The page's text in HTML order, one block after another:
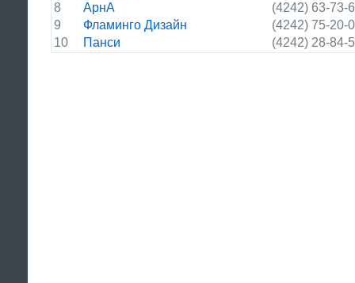
8
АрнА
(4242) 63-73-
9
Фламинго Дизайн
(4242) 75-20-
10
Панси (4242) 28-84-